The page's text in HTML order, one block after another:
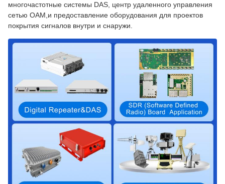
многочастотные системы DAS, центр удаленного управления
сетью OAM,и предоставление оборудования для проектов
покрытия сигналов внутри и снаружи.